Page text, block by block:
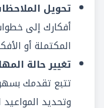
تحويل
أفكارك إلى
المكتملة أو
تغيير حالة
تتبع تقدمك
وتحديد